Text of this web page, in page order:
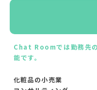
Chat Roomでは勤務先
能です。
化粧品の小売業